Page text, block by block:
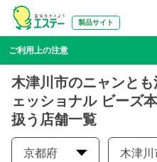
製品サイト
ご利用上の注意
木津川市のニャンと
ェッショナル ビーズ
扱う店舗一覧
京都府 木津川